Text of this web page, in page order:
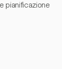
pianificazione